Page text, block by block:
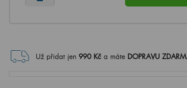
Už přidat jen 990Kč a máte DOPRAVU